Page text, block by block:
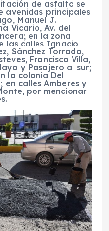
de asfalto se
avenidas principales
Manuel J.
Vicario, Av. del
en la zona
las calles Ignacio
Sánchez Torrado,
Francisco Villa,
y Pasajero al sur;
la colonia Del
en calles Amberes y
por mencionar